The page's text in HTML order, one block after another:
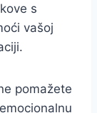
s
vašoj
pomažete